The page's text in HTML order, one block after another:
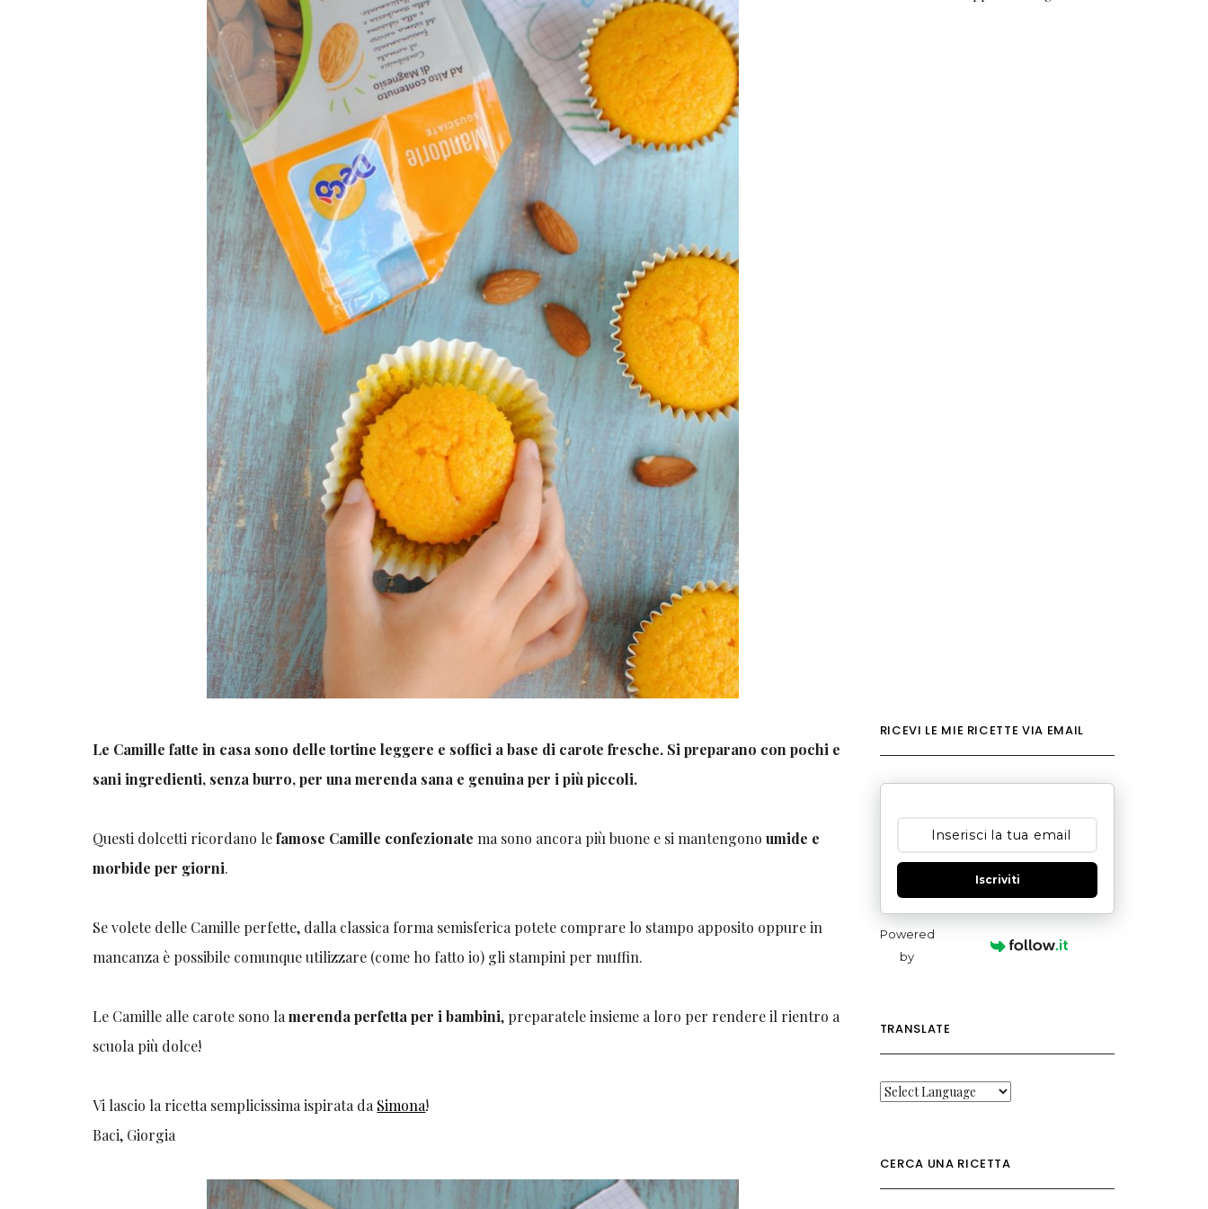
Le Camille fatte in casa sono delle tortine leggere e soffici a base di carote fresche. Si preparano con pochi e
sani ingredienti, senza burro, per una merenda sana e genuina per i più piccoli.
Questi dolcetti ricordano lefamose Camille confezionate ma sono ancora più buone e si mantengonoumide e
morbide per giorni.
Se volete delle Camille perfette, dalla classica forma semisferica potete comprare lo stampo apposito oppure in
mancanza è possibile comunque utilizzare (come ho fatto io) gli stampini per muffin.
Le Camille alle carote sono lamerenda perfetta per i bambini, preparatele insieme a loro per rendere il rientro a
scuola più dolce!
Vi lascio la ricetta semplicissima ispirata daSimona!
Baci, Giorgia
RICEVI LE MIE RICETTE VIA EMAIL
Iscriviti
Powered
by
TRANSLATE
CERCA UNA RICETTA